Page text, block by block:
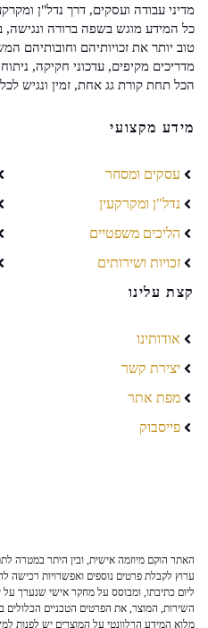
מדיני עבודה ועסקים, דרך נדל"ן
כל המידע מוגש בשפה ברורה ונגישה,
טוב יותר את זכויותיהם וחובותיהם
מדריכים מקיפים, עדכוני חקיקה,
הכל תחת קורת גג אחת, זמין ונגיש
מידע מקצועי
עסקים ומסחר
נדל"ן ומקרקעין
הליכים משפטיים
זכויות ושירותים
קצת עלינו
אודותינו
יצירת קשר
מפת אתר
פייסבוק
האתר הוקם מיוזמה אישית, ובין היתר במטרה
ערוץ לקבלת פרטים נוספים ואפשרויות רכישה
ליום כתיבתו, ומבוסס על מחקר אישי שנערך על
השירות, המוצר, את הפרטים הטכניים הכלולים
מלוא המידע הרלוונטי על המוצרים יש לפנות